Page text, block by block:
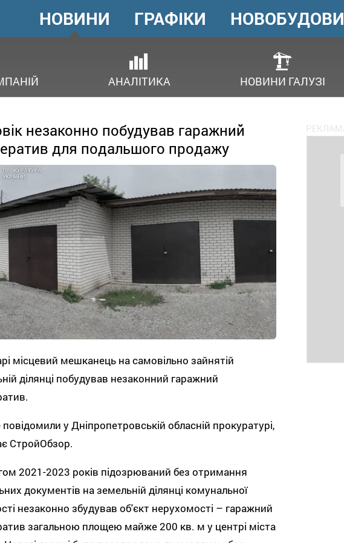
ГОЛОВНЕ
МЕНЮ
НОВИНИ
АНАЛІТИКА НОВИНИ ГАЛУЗІ
ГРАФІКИ НОВОБУДОВИ
незаконно побудував гаражний
для подальшого продажу
місцевий мешканець на самовільно зайнятій
ділянці побудував незаконний гаражний
у Дніпропетровській обласній прокуратурі,
СтройОбзор.
2021-2023 років підозрюваний без отримання
документів на земельній ділянці комунальної
незаконно збудував об'єкт нерухомості – гаражний
загальною площею майже 200 кв. м у центрі міста